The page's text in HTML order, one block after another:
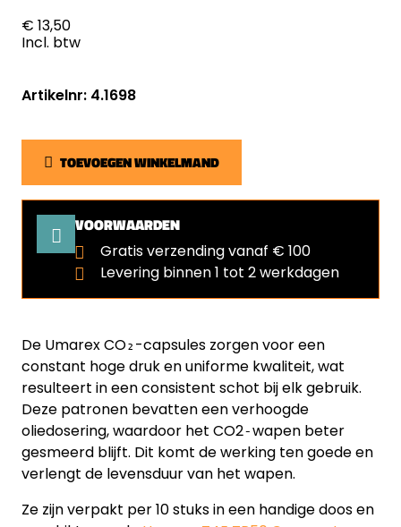
De Umarex CO₂-capsules zorgen voor een
constant hoge druk en uniforme kwaliteit, wat
resulteert in een consistent schot bij elk gebruik.
Deze patronen bevatten een verhoogde
oliedosering, waardoor het CO2‑wapen beter
gesmeerd blijft. Dit komt de werking ten goede en
verlengt de levensduur van het wapen.
Ze zijn verpakt per 10 stuks in een handige doos en
€ 13,50
Incl. btw
Artikelnr: 4.1698
TOEVOEGEN WINKELMAND
VOORWAARDEN
Gratis verzending vanaf € 100
Levering binnen 1 tot 2 werkdagen